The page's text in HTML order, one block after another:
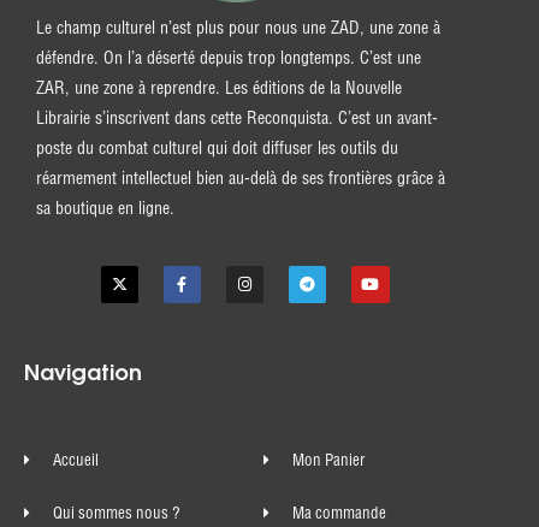
Le champ culturel n’est plus pour nous une ZAD, une zone à
défendre. On l’a déserté depuis trop longtemps. C’est une
ZAR, une zone à reprendre. Les éditions de la Nouvelle
Librairie s’inscrivent dans cette Reconquista. C’est un avant-
poste du combat culturel qui doit diffuser les outils du
réarmement intellectuel bien au-delà de ses frontières grâce à
sa boutique en ligne.
Navigation
Accueil
Qui sommes nous ?
Mon Panier
Ma commande